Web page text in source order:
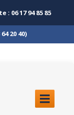
: 06 17 94 85 85
20 40)